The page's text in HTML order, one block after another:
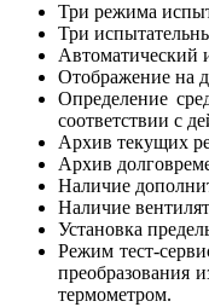
Три режима
Три
Автоматический
Отображение на
Определение
соответствии с
Архив текущих
Архив
Наличие
Наличие
Установка
Режим тест-
преобразования
термометром.